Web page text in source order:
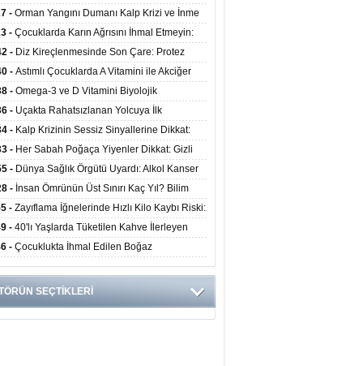
Tetikliyor
- Orman Yangını Dumanı Kalp Krizi ve İnme
Artırıyor
- Çocuklarda Karın Ağrısını İhmal Etmeyin:
Habercisi Olabilir
- Diz Kireçlenmesinde Son Çare: Protez
İle Yaşam Kalitesi Artıyor
- Astımlı Çocuklarda A Vitamini ile Akciğer
Arasında Bağlantı Bulundu
- Omega-3 ve D Vitamini Biyolojik
Yavaşlatabilir
- Uçakta Rahatsızlanan Yolcuya İlk
Sağlık Bakanı Memişoğlu'ndan Geldi
- Kalp Krizinin Sessiz Sinyallerine Dikkat:
Göğüs Ağrısıyla Gelmiyor
- Her Sabah Poğaça Yiyenler Dikkat: Gizli
ve Yağ Yükü Kalbi ve Bağırsakları Tehdit
- Dünya Sağlık Örgütü Uyardı: Alkol Kanser
Doğrudan Artırıyor
- İnsan Ömrünün Üst Sınırı Kaç Yıl? Bilim
Yeni Yaşam Süresi Modeli
- Zayıflama İğnelerinde Hızlı Kilo Kaybı Riski:
Hekim Kontrolü Şart Diyor
- 40'lı Yaşlarda Tüketilen Kahve İlerleyen
Zihinsel ve Fiziksel Sağlığı Koruyor
- Çocuklukta İhmal Edilen Boğaz
İleride Kalp Kapağını Bozabiliyor
SEÇTİKLERİ